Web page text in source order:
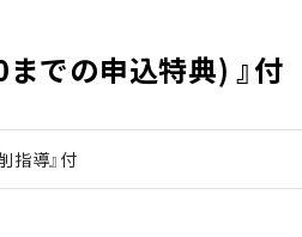
での申込特典) 』付
指導』付